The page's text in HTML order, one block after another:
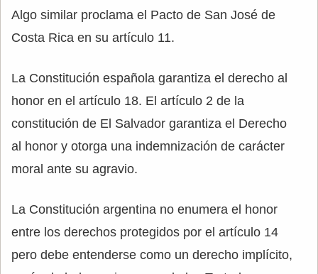
Algo similar proclama el Pacto de San José de
Costa Rica en su artículo 11.
La Constitución española garantiza el derecho al
honor en el artículo 18. El artículo 2 de la
constitución de El Salvador garantiza el Derecho
al honor y otorga una indemnización de carácter
moral ante su agravio.
La Constitución argentina no enumera el honor
entre los derechos protegidos por el artículo 14
pero debe entenderse como un derecho implícito,